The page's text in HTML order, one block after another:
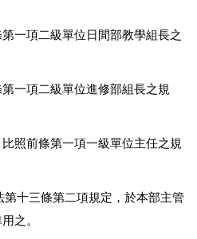
第一項二級單位日間部教學組長之
第一項二級單位進修部組長之規
照前條第一項一級單位主任之規
十三條第二項規定，於本部主管
之。